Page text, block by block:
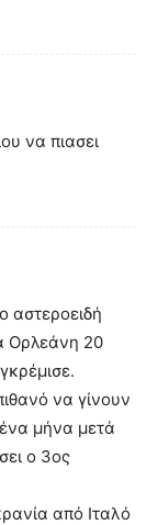
να πιασει
αστεροειδή
Ορλεάνη 20
να γίνουν
μήνα μετά
ο 3ος
από Ιταλό